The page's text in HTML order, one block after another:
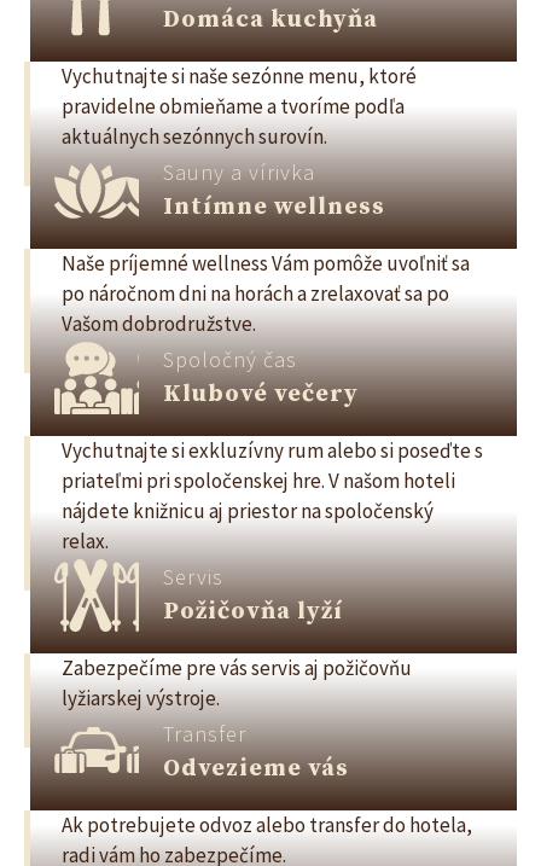
Domáca kuchyňa
Vychutnajte si naše sezónne menu, ktoré
pravidelne obmieňame a tvoríme podľa
aktuálnych sezónnych surovín.
Sauny a vírivka
Intímne wellness
Naše príjemné wellness Vám pomôže uvoľniť sa
po náročnom dni na horách a zrelaxovať sa po
Vašom dobrodružstve.
Spoločný čas
Klubové večery
Vychutnajte si exkluzívny rum alebo si poseďte s
priateľmi pri spoločenskej hre. V našom hoteli
nájdete knižnicu aj priestor na spoločenský
relax.
Servis
Požičovňa lyží
Zabezpečíme pre vás servis aj požičovňu
lyžiarskej výstroje.
Transfer
Odvezieme vás
Ak potrebujete odvoz alebo transfer do hotela,
radi vám ho zabezpečíme.